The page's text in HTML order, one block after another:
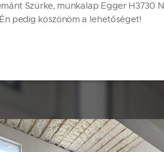
Szürke, munkalap Egger H3730
pedig köszönöm a lehetőséget!🙏😊